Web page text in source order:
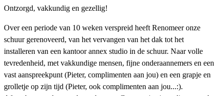
Ontzorgd, vakkundig en gezellig!
Over een periode van 10 weken verspreid heeft Renomeer onze
schuur gerenoveerd, van het vervangen van het dak tot het
installeren van een kantoor annex studio in de schuur. Naar volle
tevredenheid, met vakkundige mensen, fijne onderaannemers en een
vast aanspreekpunt (Pieter, complimenten aan jou) en een grapje en
grolletje op zijn tijd (Pieter, ook complimenten aan jou...:).